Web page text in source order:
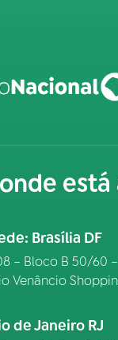
está
Brasília DF
– Bloco B 50/60
Venâncio
de Janeiro RJ